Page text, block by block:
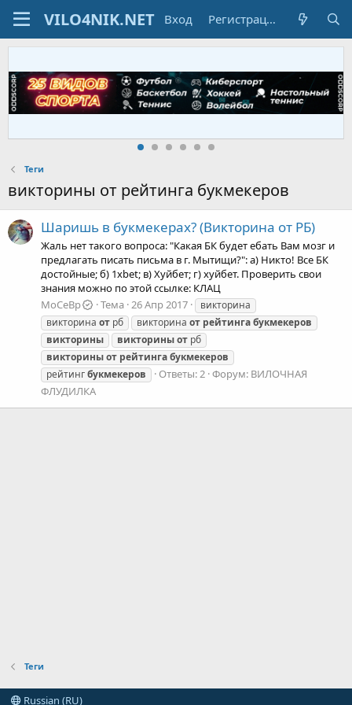
Вход Регистрация
Теги
викторины от рейтинга букмекеров
Шаришь в букмекерах? (Викторина от РБ)
Жаль нет такого вопроса: "Какая БК будет ебать Вам мозг и
предлагать писать письма в г. Мытищи?": а) Никто! Все БК
достойные; б) 1xbet; в) Хуйбет; г) хуйбет. Проверить свои
знания можно по этой ссылке: КЛАЦ
MoCeBp
Тема 26 Апр 2017
викторина
викторина от рб викторина от рейтингабукмекеров
викторины
викториныот рб
викториныот рейтингабукмекеров
рейтингбукмекеров Ответы: 2 Форум: ВИЛОЧНАЯ
ФЛУДИЛКА
Теги
Russian (RU)